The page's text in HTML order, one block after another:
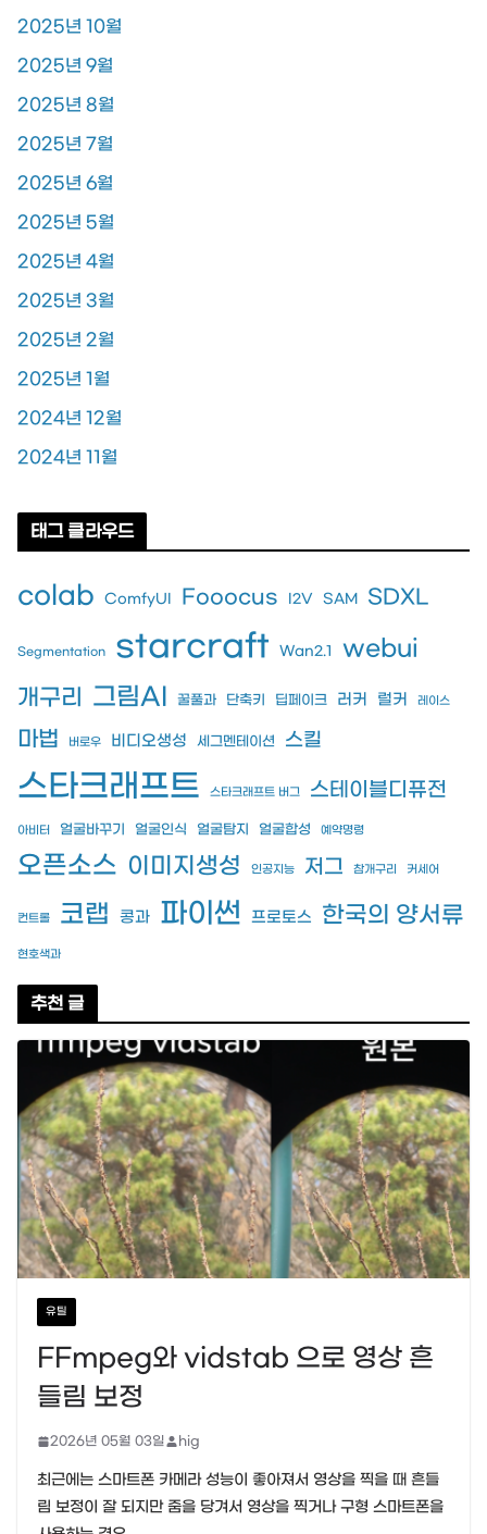
2025년 10월
2025년 9월
2025년 8월
2025년 7월
2025년 6월
2025년 5월
2025년 4월
2025년 3월
2025년 2월
2025년 1월
2024년 12월
2024년 11월
태그 클라우드
colab ComfyUI Fooocus I2V SAM SDXL
Segmentation starcraft Wan2.1
webui
개구리 그림AI 꿀풀과 단축키 딥페이크 러커 럴커 레이스
마법 버로우 비디오생성 세그멘테이션 스킬
스타크래프트 스타크래프트 버그 스테이블디퓨전
아비터 얼굴바꾸기 얼굴인식 얼굴탐지 얼굴합성 예약명령
오픈소스 이미지생성 인공지능 저그 참개구리 커세어
컨트롤 코랩 콩과 파이썬 프로토스 한국의 양서류
현호색과
추천 글
유틸
FFmpeg와 vidstab 으로 영상 흔
들림 보정
2026년 05월 03일 hig
최근에는 스마트폰 카메라 성능이 좋아져서 영상을 찍을 때 흔들
림 보정이 잘 되지만 줌을 당겨서 영상을 찍거나 구형 스마트폰을